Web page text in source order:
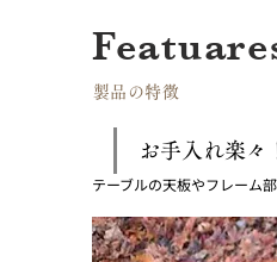
​製品の特徴
お手入れ楽々
テーブルの天板やフレーム